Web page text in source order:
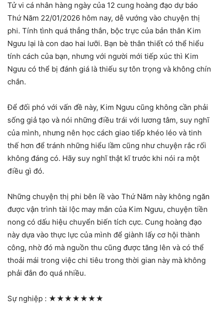
Tử vi cá nhân hàng ngày của 12 cung hoàng đạo dự báo
Thứ Năm 22/01/2026 hôm nay, dễ vướng vào chuyện thị
phi. Tính tình quá thẳng thắn, bộc trực của bản thân Kim
Ngưu lại là con dao hai lưỡi. Bạn bè thân thiết có thể hiểu
tính cách của bạn, nhưng với người mới tiếp xúc thì Kim
Ngưu có thể bị đánh giá là thiếu sự tôn trọng và không chín
chắn.
Để đối phó với vấn đề này, Kim Ngưu cũng không cần phải
sống giả tạo và nói những điều trái với lương tâm, suy nghĩ
của mình, nhưng nên học cách giao tiếp khéo léo và tinh
thế hơn để tránh những hiểu lầm cũng như chuyện rắc rối
không đáng có. Hãy suy nghĩ thật kĩ trước khi nói ra một
điều gì đó.
Những chuyện thị phi bên lề vào Thứ Năm này không ngăn
được vận trình tài lộc may mắn của Kim Ngưu, chuyện tiền
nong có dấu hiệu chuyển biến tích cực. Cung hoàng đạo
này dựa vào thực lực của mình để giành lấy cơ hội thành
công, nhờ đó mà nguồn thu cũng được tăng lên và có thể
thoải mái trong việc chi tiêu trong thời gian này mà không
phải đắn đo quá nhiều.
Sự nghiệp : ★★★★★★★